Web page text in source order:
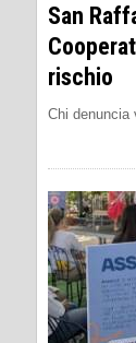
San
rischio
Chi denuncia